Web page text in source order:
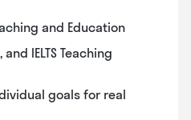
and Education
and IELTS Teaching
goals for real